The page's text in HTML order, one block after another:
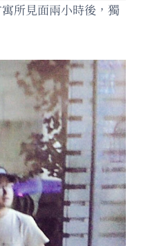
所見面兩小時後，獨